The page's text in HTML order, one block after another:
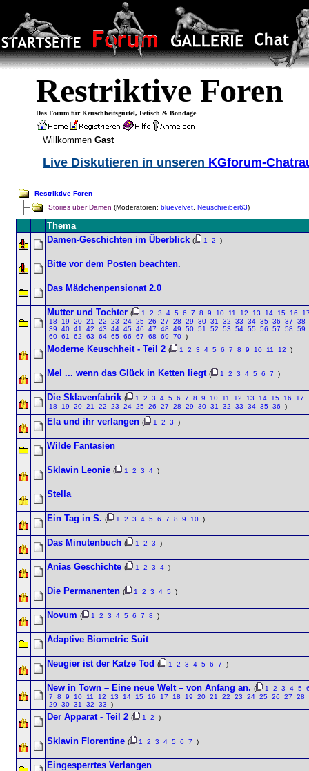
Restriktive Foren
Das Forum für Keuschheitsgürtel, Fetisch & Bondage
Willkommen Gast
Live Diskutieren in unseren KGforum-
Restriktive Foren
Stories über Damen (Moderatoren: bluevelvet Neuschreiber63)
Thema
Damen-Geschichten im Überblick ( 1 2 )
Bitte vor dem Posten beachten.
Das Mädchenpensionat 2.0
Mutter und Tochter ( 1 2 3 4 5 6 7 8 9 10 11 12 13 14 15 16
18
19 20 21 22 23 24 25 26 27 28 29 30 31 32 33 34 35 36 37
38
39
40 41 42 43 44 45 46 47 48 49 50 51 52 53 54 55 56 57 58
59
60 61 62 63 64 65 66 67 68 69 70 )
Moderne Keuschheit - Teil 2 ( 1 2 3 4 5 6 7 8 9 10 11 12 )
Mel ... wenn das Glück in Ketten liegt ( 1 2 3 4 5 6 7 )
Die Sklavenfabrik ( 1 2 3 4 5 6 7 8 9 10 11 12 13 14 15 16
17
18
19 20 21 22 23 24 25 26 27 28 29 30 31 32 33 34 35 36 )
Ela und ihr verlangen ( 1 2 3 )
Wilde Fantasien
Sklavin Leonie ( 1 2 3 4 )
Stella
Ein Tag in S. ( 1 2 3 4 5 6 7 8 9 10 )
Das Minutenbuch ( 1 2 3 )
Anias Geschichte ( 1 2 3 4 )
Die Permanenten ( 1 2 3 4 5 )
Novum ( 1 2 3 4 5 6 7 8 )
Adaptive Biometric Suit
Neugier ist der Katze Tod ( 1 2 3 4 5 6 7 )
New in Town – Eine neue Welt – von Anfang an. ( 1 2 3 4 5
7
8 9 10 11 12 13 14 15 16 17 18 19 20 21 22 23 24 25 26 27
28
29
30 31 32 33 )
Der Apparat - Teil 2 ( 1 2 )
Sklavin Florentine ( 1 2 3 4 5 6 7 )
Eingesperrtes Verlangen